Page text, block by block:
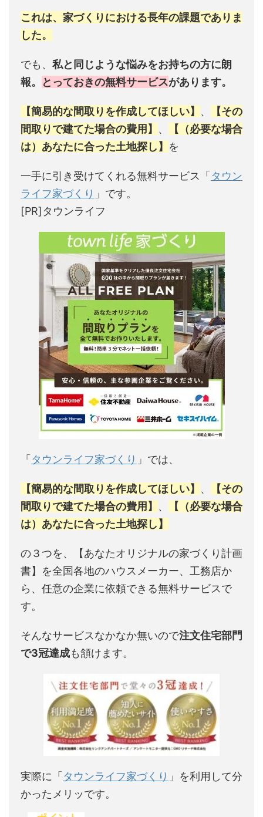
これは、家づくりにおける長年の課題でありま
した。
でも、 私と同じような悩みをお持ちの方に朗
報。
とっておきの無料サービスがあります。
【簡易的な間取りを作成してほしい】 、
【その
間取りで建てた場合の費用】 、
【（必要な場合
は）あなたに合った土地探し】 を
一手に引き受けてくれる無料サービス「 タウン
ライフ家づくり 」です。
[PR]タウンライフ
「 タウンライフ家づくり 」では、
【簡易的な間取りを作成してほしい】 、
【その
間取りで建てた場合の費用】 、
【（必要な場合
は）あなたに合った土地探し】
の３つを、【あなたオリジナルの家づくり計画
書】を全国各地のハウスメーカー、工務店か
ら、任意の企業に依頼できる無料サービスで
す。
そんなサービスなかなか無いので注文住宅部門
で3冠達成も頷けます。
実際に「 タウンライフ家づくり 」を利用して分
かったメリッです。